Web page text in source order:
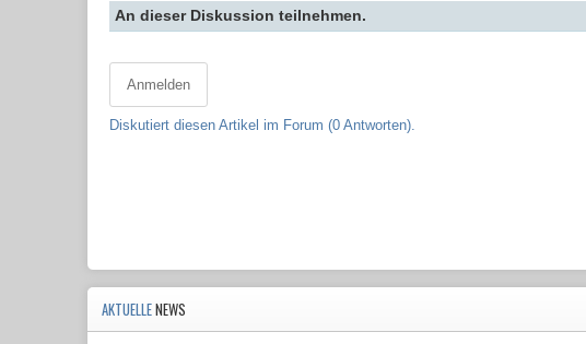
An dieser Diskussion teilnehmen.
Anmelden
Diskutiert diesen Artikel im Forum (0 Antworten).
AKTUELLENEWS